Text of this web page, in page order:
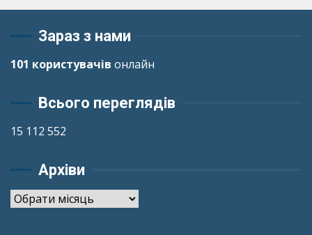
Зараз з нами
101 користувачів онлайн
Всього переглядів
15 112 552
Архіви
Архіви